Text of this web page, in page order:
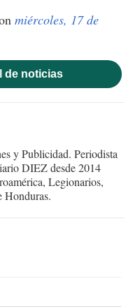
miércoles, 17 de
de noticias
y Publicidad. Periodista
DIEZ desde 2014
Legionarios,
Honduras.